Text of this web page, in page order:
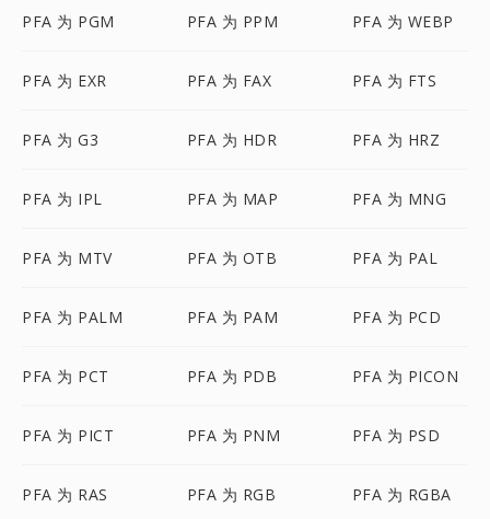
PFA 为 PGM PFA 为 PPM PFA 为 WEBP
PFA 为 EXR PFA 为 FAX PFA 为 FTS
PFA 为 G3 PFA 为 HDR PFA 为 HRZ
PFA 为 IPL PFA 为 MAP PFA 为 MNG
PFA 为 MTV PFA 为 OTB PFA 为 PAL
PFA 为 PALM PFA 为 PAM PFA 为 PCD
PFA 为 PCT PFA 为 PDB PFA 为 PICON
PFA 为 PICT PFA 为 PNM PFA 为 PSD
PFA 为 RAS PFA 为 RGB PFA 为 RGBA